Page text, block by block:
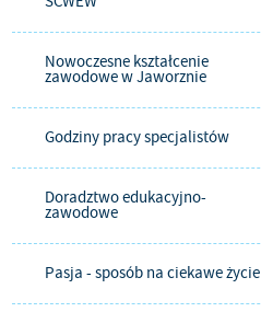
Nowoczesne kształcenie
zawodowe w Jaworznie
Godziny pracy specjalistów
Doradztwo edukacyjno-
zawodowe
Pasja - sposób na ciekawe życie